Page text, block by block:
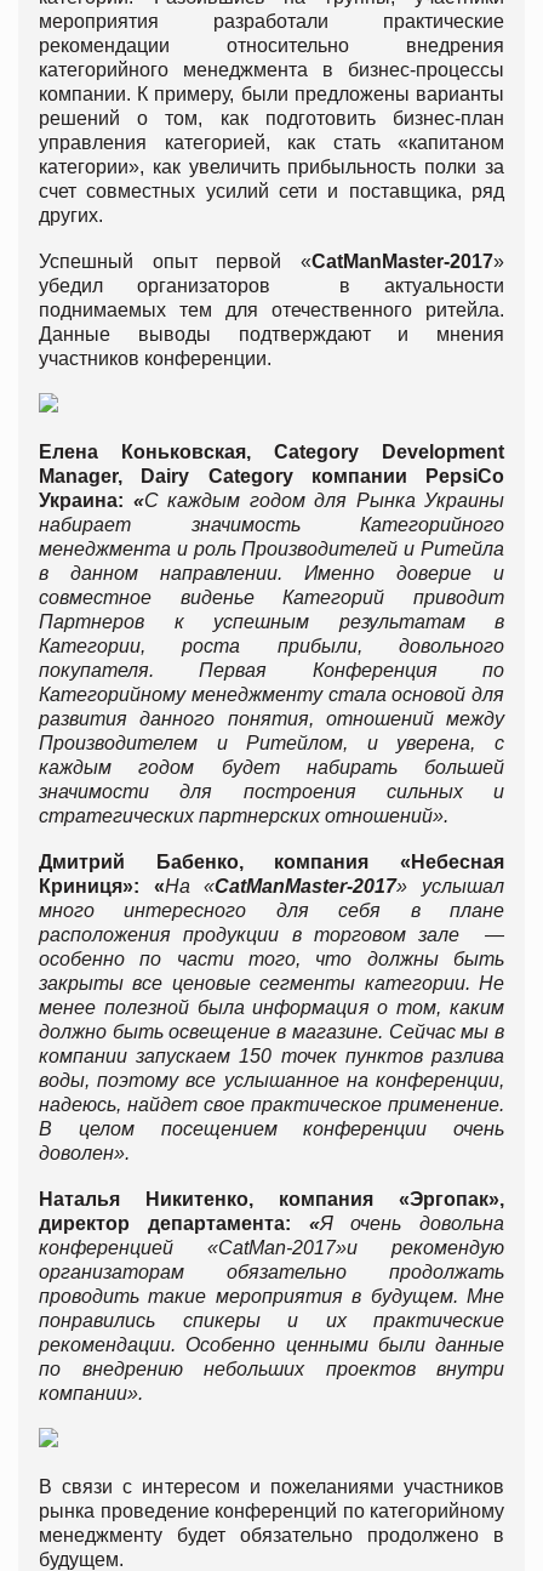
мероприятия разработали практические
рекомендации относительно внедрения
категорийного менеджмента в бизнес-процессы
компании. К примеру, были предложены варианты
решений о том, как подготовить бизнес-план
управления категорией, как стать «капитаном
категории», как увеличить прибыльность полки за
счет совместных усилий сети и поставщика, ряд
других.
Успешный опыт первой «CatMan Master-2017»
убедил организаторов в актуальности
поднимаемых тем для отечественного ритейла.
Данные выводы подтверждают и мнения
участников конференции.
Елена Коньковская, Category Development
Manager, Dairy Category компании
PepsiCo
Украина: «С каждым годом для Рынка Украины
набирает значимость Категорийного
менеджмента и роль Производителей и Ритейла
в данном направлении. Именно доверие и
совместное виденье Категорий приводит
Партнеров к успешным результатам в
Категории, роста прибыли, довольного
покупателя. Первая Конференция по
Категорийному менеджменту стала основой для
развития данного понятия, отношений между
Производителем и Ритейлом, и уверена, с
каждым годом будет набирать большей
значимости для построения сильных и
стратегических партнерских отношений».
Дмитрий Бабенко, компания «Небесная
Криниця»: «На«CatManMaster-2017» услышал
много интересного для себя в плане
расположения продукции в торговом зале —
особенно по части того, что должны быть
закрыты все ценовые сегменты категории. Не
менее полезной была информация о том, каким
должно быть освещение в магазине. Сейчас мы в
компании запускаем 150 точек пунктов разлива
воды, поэтому все услышанное на конференции,
надеюсь, найдет свое практическое применение.
В целом посещением конференции очень
доволен».
Наталья Никитенко, компания «Эргопак»,
директор департамента: «Я очень довольна
конференцией «CatMan-2017»и рекомендую
организаторам обязательно продолжать
проводить такие мероприятия в будущем. Мне
понравились спикеры и их практические
рекомендации. Особенно ценными были данные
по внедрению небольших проектов внутри
компании».
В связи с интересом и пожеланиями участников
рынка проведение конференций по категорийному
менеджменту будет обязательно продолжено в
будущем.